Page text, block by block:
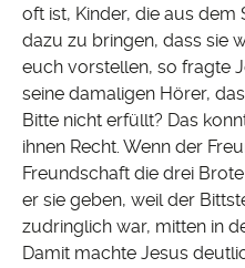
oft ist, Kinder, die aus
dazu zu bringen, dass sie
euch vorstellen, so fragte
seine damaligen Hörer,
Bitte nicht erfüllt? Das
ihnen Recht. Wenn der
Freundschaft die drei
er sie geben, weil der
zudringlich war, mitten in
Damit machte Jesus